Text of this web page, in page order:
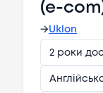
(e-
→Uklon
2 роки